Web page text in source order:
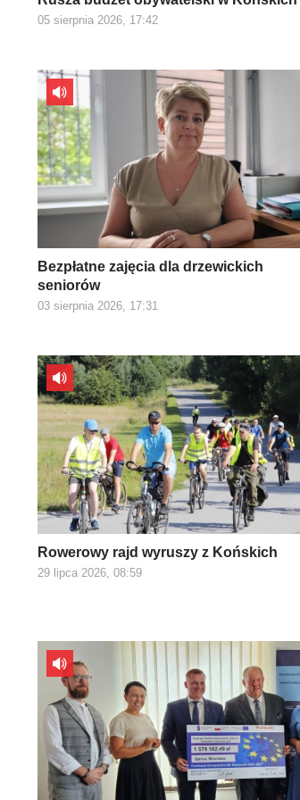
05 sierpnia 2026, 17:42
Bezpłatne zajęcia dla drzewickich
seniorów
03 sierpnia 2026, 17:31
Rowerowy rajd wyruszy z Końskich
29 lipca 2026, 08:59